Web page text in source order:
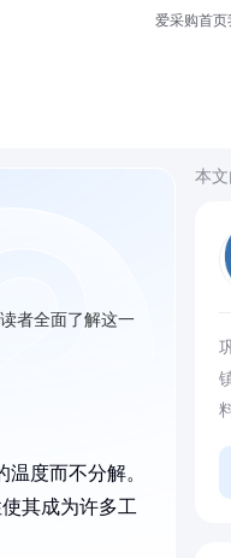
爱采购首页
者全面了解这一
度而不分解。
其成为许多工
本文